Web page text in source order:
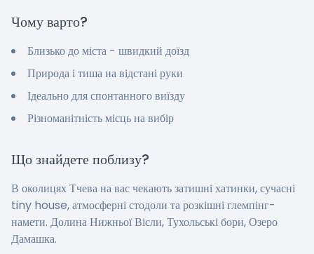
Чому варто?
Близько до міста - швидкий доїзд
Природа і тиша на відстані руки
Ідеально для спонтанного виїзду
Різноманітність місць на вибір
Що знайдете поблизу?
В околицях Тчева на вас чекають затишні хатинки, сучасні
tiny house, атмосферні стодоли та розкішні глемпінг-
намети. Долина Нижньої Вісли, Тухольські бори, Озеро
Дамашка.